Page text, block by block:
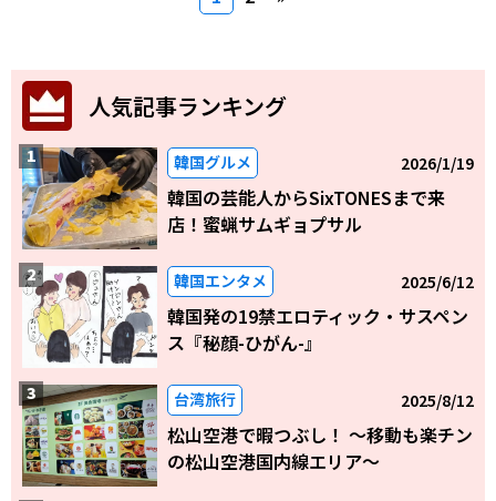
人気記事ランキング
韓国グルメ 2026/1/19
韓国の芸能人からSixTONESまで来
店！蜜蝋サムギョプサル
韓国エンタメ 2025/6/12
韓国発の19禁エロティック・サスペン
ス『秘顔-ひがん-』
台湾旅行 2025/8/12
松山空港で暇つぶし！ 〜移動も楽チン
の松山空港国内線エリア～